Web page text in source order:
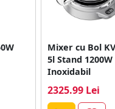
Mixer cu Bol
5l Stand
Inoxidabil
2325.99 Lei